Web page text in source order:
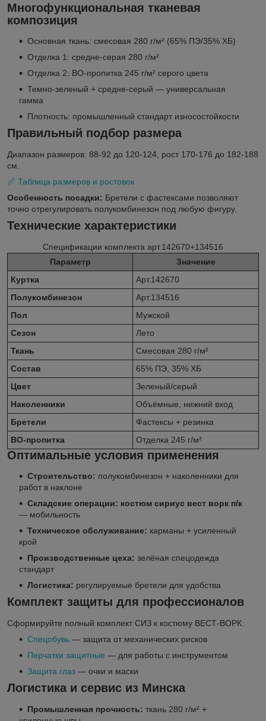
Многофункциональная тканевая
композиция
Основная ткань: смесовая 280 г/м² (65% ПЭ/35% ХБ)
Отделка 1: средне-серая 280 г/м²
Отделка 2: ВО-пропитка 245 г/м² серого цвета
Темно-зеленый + средне-серый — универсальная
гамма
Плотность: промышленный стандарт износостойкости
Правильный подбор размера
Диапазон размеров: 88-92 до 120-124, рост 170-176 до 182-188
см.
📏 Таблица размеров и ростовок
Особенность посадки: Бретели с фастексами позволяют
точно отрегулировать полукомбинезон под любую фигуру.
Технические характеристики
Спецификации комплекта арт.142670+134516
Параметр
Значение
Куртка
Арт.142670
Полукомбинезон
Арт.134516
Пол
Мужской
Сезон
Лето
Ткань
Смесовая 280 г/м²
Состав
65% ПЭ, 35% ХБ
Цвет
Зеленый/серый
Наколенники
Объёмные, нижний вход
Бретели
Фастексы + резинка
ВО-пропитка
Отделка 245 г/м²
Оптимальные условия применения
Строительство: полукомбинезон + наколенники для
работ в наклоне
Складские операции: костюм сириус вест ворк п/к
— мобильность
Техническое обслуживание: карманы + усиленный
крой
Производственные цеха: зелёная спецодежда
стандарт
Логистика: регулируемые бретели для удобства
Комплект защиты для профессионалов
Сформируйте полный комплект СИЗ к костюму ВЕСТ-ВОРК:
Спецобувь — защита от механических рисков
Перчатки защитные — для работы с инструментом
Защита глаз — очки и маски
Логистика и сервис из Минска
Промышленная прочность: ткань 280 г/м² +